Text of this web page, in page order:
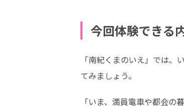
今回体験できる
「南紀くまのいえ」では
てみましょう。
「いま、満員電車や都会